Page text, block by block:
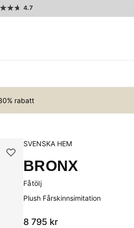
4.7
rabatt
SVENSKA HEM
BRONX
Fåtölj
Plush Fårskinnsimitation
8 795 kr